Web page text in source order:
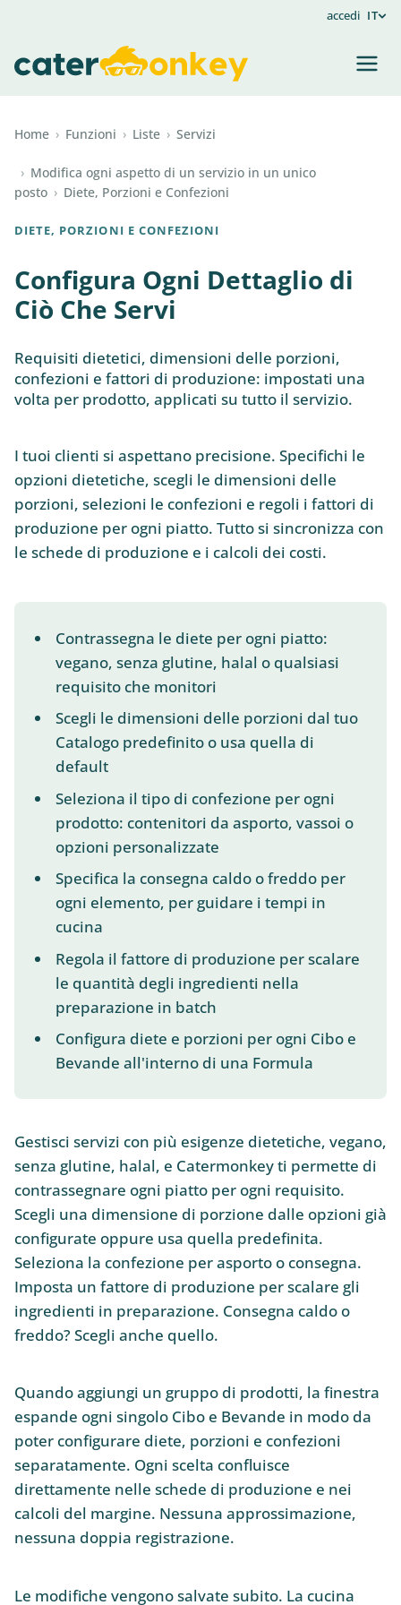
accedi IT
Home › Funzioni › Liste › Servizi
› Modifica ogni aspetto di un servizio in un unico
posto › Diete, Porzioni e Confezioni
DIETE, PORZIONI E CONFEZIONI
Configura Ogni Dettaglio di
Ciò Che Servi
Requisiti dietetici, dimensioni delle porzioni,
confezioni e fattori di produzione: impostati una
volta per prodotto, applicati su tutto il servizio.
I tuoi clienti si aspettano precisione. Specifichi le
opzioni dietetiche, scegli le dimensioni delle
porzioni, selezioni le confezioni e regoli i fattori di
produzione per ogni piatto. Tutto si sincronizza con
le schede di produzione e i calcoli dei costi.
Contrassegna le diete per ogni piatto:
vegano, senza glutine, halal o qualsiasi
requisito che monitori
Scegli le dimensioni delle porzioni dal tuo
Catalogo predefinito o usa quella di
default
Seleziona il tipo di confezione per ogni
prodotto: contenitori da asporto, vassoi o
opzioni personalizzate
Specifica la consegna caldo o freddo per
ogni elemento, per guidare i tempi in
cucina
Regola il fattore di produzione per scalare
le quantità degli ingredienti nella
preparazione in batch
Configura diete e porzioni per ogni Cibo e
Bevande all'interno di una Formula
Gestisci servizi con più esigenze dietetiche, vegano,
senza glutine, halal, e Catermonkey ti permette di
contrassegnare ogni piatto per ogni requisito.
Scegli una dimensione di porzione dalle opzioni già
configurate oppure usa quella predefinita.
Seleziona la confezione per asporto o consegna.
Imposta un fattore di produzione per scalare gli
ingredienti in preparazione. Consegna caldo o
freddo? Scegli anche quello.
Quando aggiungi un gruppo di prodotti, la finestra
espande ogni singolo Cibo e Bevande in modo da
poter configurare diete, porzioni e confezioni
separatamente. Ogni scelta confluisce
direttamente nelle schede di produzione e nei
calcoli del margine. Nessuna approssimazione,
nessuna doppia registrazione.
Le modifiche vengono salvate subito. La cucina